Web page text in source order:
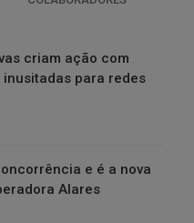
criam ação com
para redes
e é a nova
Alares